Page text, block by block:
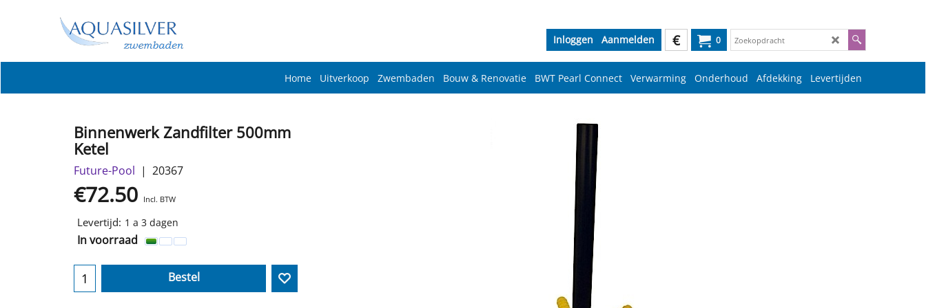
0
€
Inloggen Aanmelden
Home Uitverkoop Zwembaden Bouw & Renovatie BWT Pearl Connect Verwarming Onderhoud Afdekking Levertijden
Binnenwerk Zandfilter 500mm
Ketel
Future-Pool 20367
€72.50 Incl. BTW
Levertijd: 1 a 3 dagen
In voorraad
Bestel